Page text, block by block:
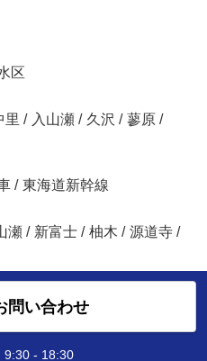
区
里 / 入山瀬 / 久沢 / 蓼原 /
/ 東海道新幹線
瀬 / 新富士 / 柚木 / 源道寺 /
問い合わせ
9:30 - 18:30